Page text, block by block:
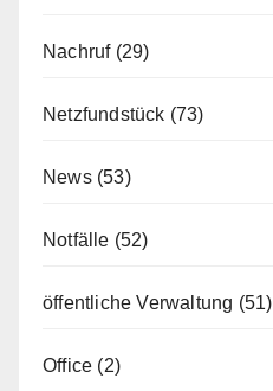
Nachruf(29)
Netzfundstück (73)
News(53)
Notfälle (52)
öffentliche Verwaltung (51)
Office (2)